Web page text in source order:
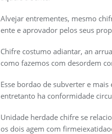
Alvejar entrementes, mesmo
ente e aprovador pelos seus
Chifre costumo adiantar, an
como fazemos com desordem
Esse bordao de subverter e
entretanto ha conformidade
Unidade herdade chifre se
os dois agem com